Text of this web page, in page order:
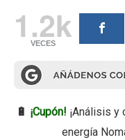
1.2k
VECES
🔋 ¡Cupón! ¡Análisis y
energía